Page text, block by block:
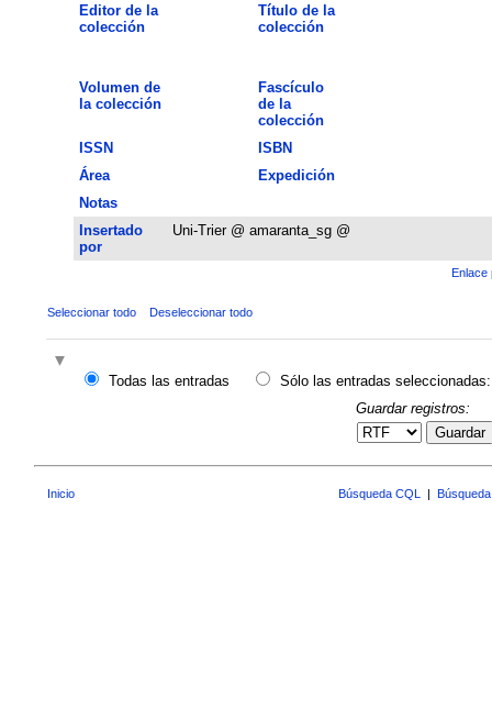
Editor de la
colección
Título de la
colección
Volumen de
la colección
Fascículo
de la
colección
ISSN
ISBN
Área
Expedición
Notas
Insertado
por
Uni-Trier @ amaranta_sg @
Enlace
Seleccionar todo Deseleccionar todo
Todas las entradas
Sólo las entradas seleccionadas:
Guardar registros:
Guardar
Inicio Búsqueda CQL